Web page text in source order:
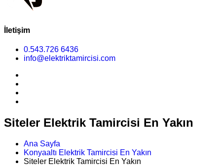
İletişim
0.543.726 6436
info@elektriktamircisi.com
Siteler Elektrik Tamircisi En Yakın
Ana Sayfa
Konyaaltı Elektrik Tamircisi En Yakın
Siteler Elektrik Tamircisi En Yakın